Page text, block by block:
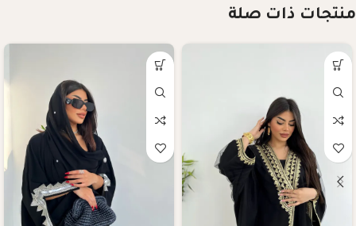
منتجات ذات صلة